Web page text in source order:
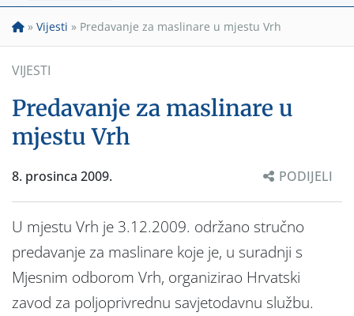
» Vijesti » Predavanje za maslinare u mjestu Vrh
VIJESTI
Predavanje za maslinare u
mjestu Vrh
8. prosinca 2009. PODIJELI
U mjestu Vrh je 3.12.2009. održano stručno
predavanje za maslinare koje je, u suradnji s
Mjesnim odborom Vrh, organizirao Hrvatski
zavod za poljoprivrednu savjetodavnu službu.